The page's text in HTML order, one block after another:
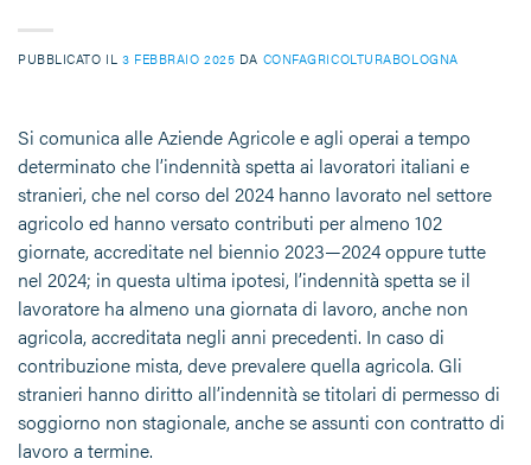
PUBBLICATO IL 3 FEBBRAIO 2025 DA CONFAGRICOLTURABOLOGNA
Si comunica alle Aziende Agricole e agli operai a tempo
determinato che l’indennità spetta ai lavoratori italiani e
stranieri, che nel corso del 2024 hanno lavorato nel settore
agricolo ed hanno versato contributi per almeno 102
giornate, accreditate nel biennio 2023—2024 oppure tutte
nel 2024; in questa ultima ipotesi, l’indennità spetta se il
lavoratore ha almeno una giornata di lavoro, anche non
agricola, accreditata negli anni precedenti. In caso di
contribuzione mista, deve prevalere quella agricola. Gli
stranieri hanno diritto all’indennità se titolari di permesso di
soggiorno non stagionale, anche se assunti con contratto di
lavoro a termine.